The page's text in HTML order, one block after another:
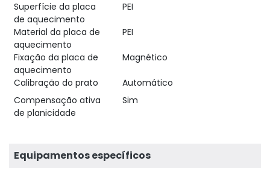
Superfície da placa
de aquecimento
PEI
Material da placa de
aquecimento
PEI
Fixação da placa de
aquecimento
Magnético
Calibração do prato
Automático
Compensação ativa
de planicidade
Sim
Equipamentos específicos